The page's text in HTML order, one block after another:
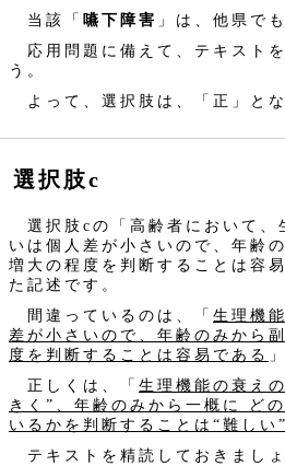
当該「 嚥下障害 」は、他県で
応用問題に備えて、テキスト
う。
よって、選択肢は、「正」とな
選択肢c
選択肢cの「高齢者において、
いは個人差が小さいので、年齢
増大の程度を判断することは容
た記述です。
間違っているのは、「 生理機
差が小さいので、年齢のみから
度を判断することは容易である
正しくは、「 生理機能の衰え
きく”、年齢のみから一概に ど
いるかを判断することは“難しい”
テキストを精読しておきましょ